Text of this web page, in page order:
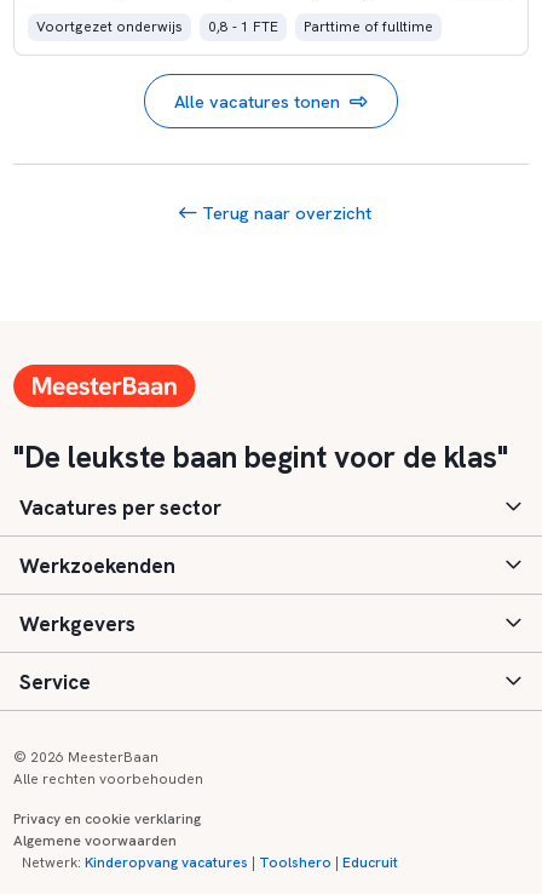
Voortgezet onderwijs 0,8 - 1 FTE Parttime of fulltime
Alle vacatures tonen
Terug naar overzicht
"De leukste baan begint voor de klas"
Vacatures per sector
Basisonderwijs
Speciaal (basis) onderwijs
Voortgezet onderwijs
Kinderopvang
Werkzoekenden
Aanmelden
Vacatures
Zij-instroom informatie
Werkgevers
Inloggen
Registreren
Service
Onderwijs links
© 2026 MeesterBaan
Alle rechten voorbehouden
Privacy en cookie verklaring
Algemene voorwaarden
Netwerk:Kinderopvang vacatures | Toolshero |Educruit